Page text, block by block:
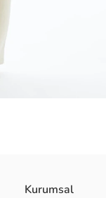
Kurumsal